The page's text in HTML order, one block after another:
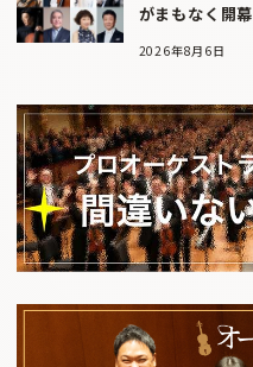
がまもなく開幕
2026年8月6日